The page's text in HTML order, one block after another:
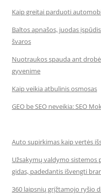
Kaip greitai parduoti
Baltos apnašos, juodas
švaros
Nuotraukos spauda ant
gyvenime
Kaip veikia atbulinis osmosas
GEO be SEO neveikia: SEO
Auto supirkimas kaip vertės
Užsakymų valdymo sistemos
gidas, padedantis išvengti
360 laipsnių grįžtamojo ryšio